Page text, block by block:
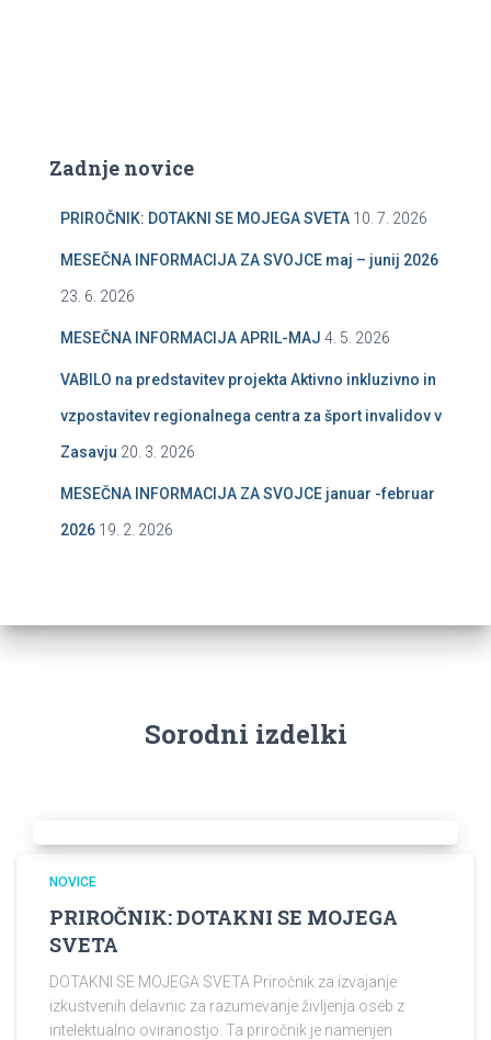
Zadnje novice
PRIROČNIK: DOTAKNI SE MOJEGA SVETA 10. 7. 2026
MESEČNA INFORMACIJA ZA SVOJCE maj – junij 2026
23. 6. 2026
MESEČNA INFORMACIJA APRIL-MAJ 4. 5. 2026
VABILO na predstavitev projekta Aktivno inkluzivno in
vzpostavitev regionalnega centra za šport invalidov v
Zasavju 20. 3. 2026
MESEČNA INFORMACIJA ZA SVOJCE januar -februar
2026 19. 2. 2026
Sorodni izdelki
NOVICE
PRIROČNIK: DOTAKNI SE MOJEGA
SVETA
DOTAKNI SE MOJEGA SVETA Priročnik za izvajanje
izkustvenih delavnic za razumevanje življenja oseb z
intelektualno oviranostjo. Ta priročnik je namenjen